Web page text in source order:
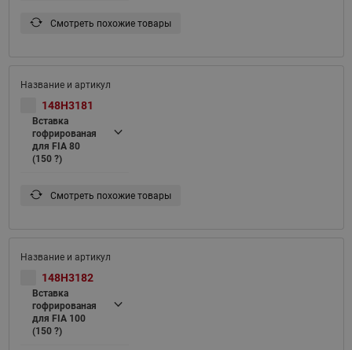
Смотреть похожие товары
148H3181
Вставка
гофрированая
для FIA 80
(150 ?)
Смотреть похожие товары
148H3182
Вставка
гофрированая
для FIA 100
(150 ?)